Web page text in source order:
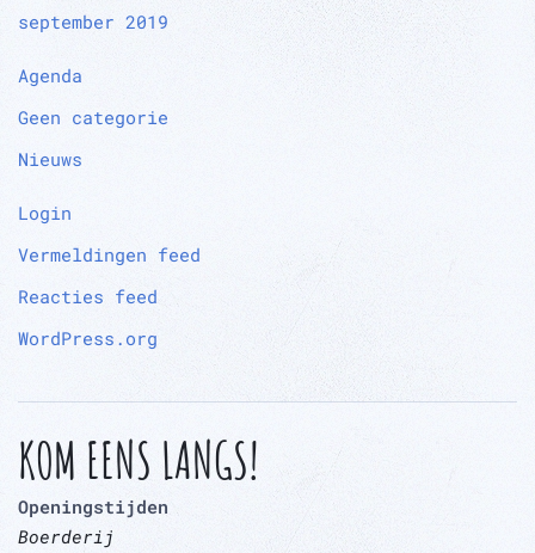
september 2019
Agenda
Geen categorie
Nieuws
Login
Vermeldingen feed
Reacties feed
WordPress.org
KOM EENS LANGS!
Openingstijden
Boerderij